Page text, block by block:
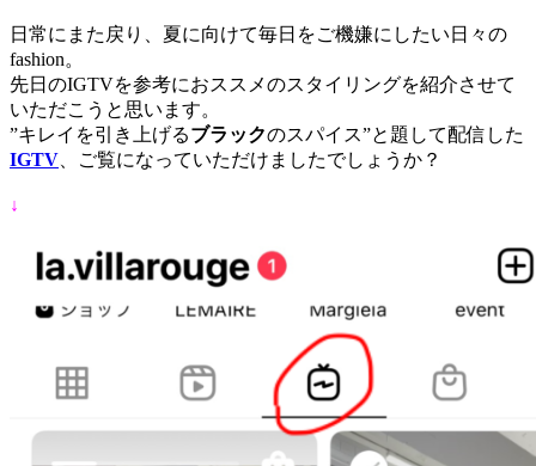
日常にまた戻り、夏に向けて毎日をご機嫌にしたい日々の
fashion。
先日のIGTVを参考におススメのスタイリングを紹介させて
いただこうと思います。
”キレイを引き上げるブラックのスパイス”と題して配信した
IGTV 、ご覧になっていただけましたでしょうか？
↓